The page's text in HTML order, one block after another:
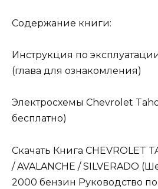
Содержание книги:
Инструкция по
(глава для ознакомления)
Электросхемы Chevrolet
бесплатно)
Скачать Книга CHEVROLET
/ AVALANCHE / SILVERADO
2000 бензин Руководство